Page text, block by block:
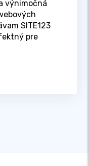
výnimočná
SITE123
pre